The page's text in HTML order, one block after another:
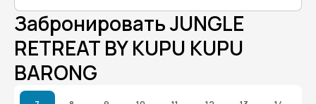
Забронировать JUNGLE
RETREAT BY KUPU KUPU
BARONG